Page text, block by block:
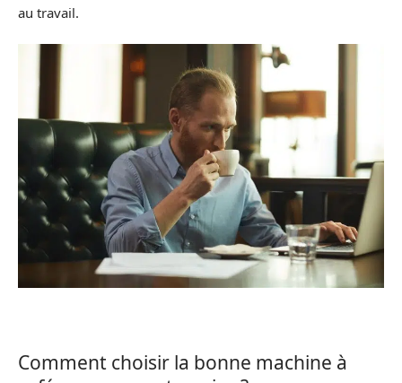
au travail.
Comment choisir la bonne machine à